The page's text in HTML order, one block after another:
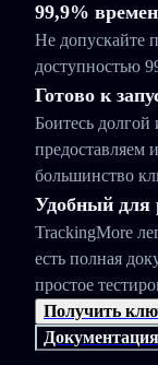
99,9%
Не допускайте
доступностью
Готово к
Боитесь
предоставляем
большинство
Удобный для
TrackingMore
есть полная
простое
Получить